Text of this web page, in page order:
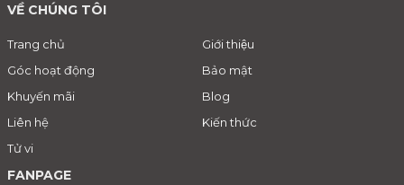
VỀ CHÚNG TÔI
Trang chủ
Giới thiệu
Góc hoạt động
Bảo mật
Khuyến mãi
Blog
Liên hệ
Kiến thức
Tử vi
FANPAGE